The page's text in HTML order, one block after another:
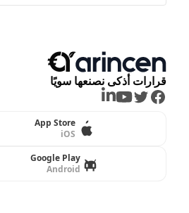
قرارات أذكى نصنعها سويًا
Facebook
Twitter
Youtube
LinkedIn
App Store
iOS
Google Play
Android